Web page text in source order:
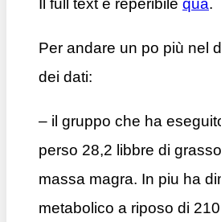
Il full text è reperibile qua.
Per andare un po più nel
dei dati:
– il gruppo che ha
perso 28,2 libbre di
massa magra. In piu ha
metabolico a riposo di